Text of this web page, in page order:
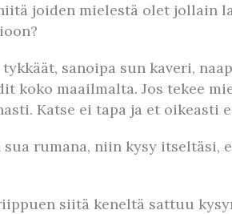
joiden mielestä olet jollain
sanoipa sun kaveri,
koko maailmalta. Jos tekee
Katse ei tapa ja et oikeasti
rumana, niin kysy itseltäsi,
siitä keneltä sattuu